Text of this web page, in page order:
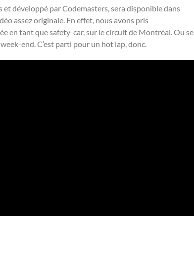
développé par Codemasters, sera disponible dans
assez originale. En effet, nous avons pris
en tant que safety-car, sur le circuit de Montréal. Ou se
end. C’est parti pour un hot lap, donc.